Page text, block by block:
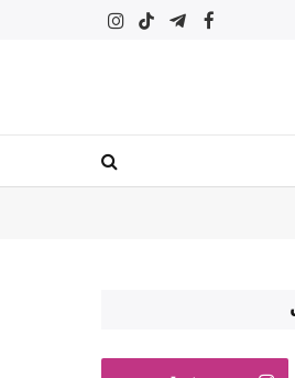
فيسبوكتيلقرامتيكتوكالانستغرام